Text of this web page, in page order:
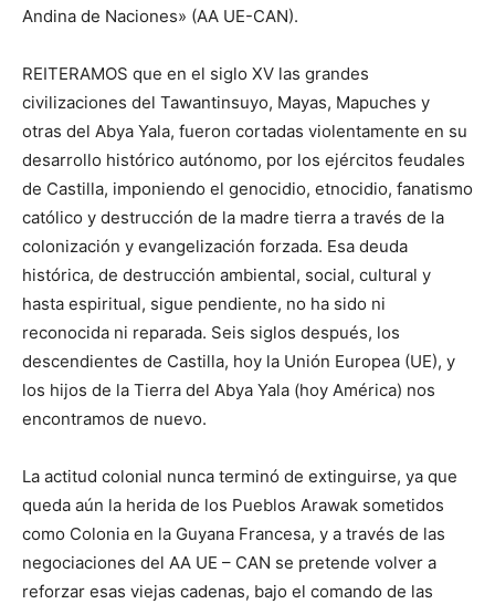
Andina de Naciones» (AA UE-CAN).
REITERAMOS que en el siglo XV las grandes
civilizaciones del Tawantinsuyo, Mayas, Mapuches y
otras del Abya Yala, fueron cortadas violentamente en su
desarrollo histórico autónomo, por los ejércitos feudales
de Castilla, imponiendo el genocidio, etnocidio, fanatismo
católico y destrucción de la madre tierra a través de la
colonización y evangelización forzada. Esa deuda
histórica, de destrucción ambiental, social, cultural y
hasta espiritual, sigue pendiente, no ha sido ni
reconocida ni reparada. Seis siglos después, los
descendientes de Castilla, hoy la Unión Europea (UE), y
los hijos de la Tierra del Abya Yala (hoy América) nos
encontramos de nuevo.
La actitud colonial nunca terminó de extinguirse, ya que
queda aún la herida de los Pueblos Arawak sometidos
como Colonia en la Guyana Francesa, y a través de las
negociaciones del AA UE – CAN se pretende volver a
reforzar esas viejas cadenas, bajo el comando de las